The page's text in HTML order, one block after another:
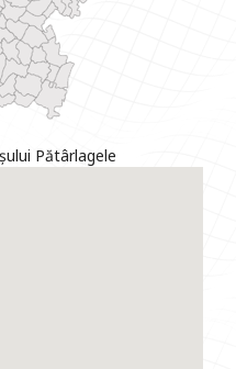
Pătârlagele